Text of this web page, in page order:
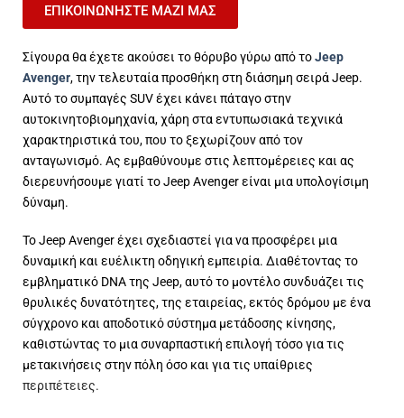
ΕΠΙΚΟΙΝΩΝΗΣΤΕ ΜΑΖΙ ΜΑΣ
Σίγουρα θα έχετε ακούσει το θόρυβο γύρω από τοJeep
Avenger, την τελευταία προσθήκη στη διάσημη σειρά Jeep.
Αυτό το συμπαγές SUV έχει κάνει πάταγο στην
αυτοκινητοβιομηχανία, χάρη στα εντυπωσιακά τεχνικά
χαρακτηριστικά του, που το ξεχωρίζουν από τον
ανταγωνισμό. Ας εμβαθύνουμε στις λεπτομέρειες και ας
διερευνήσουμε γιατί το Jeep Avenger είναι μια υπολογίσιμη
δύναμη.
Το Jeep Avenger έχει σχεδιαστεί για να προσφέρει μια
δυναμική και ευέλικτη οδηγική εμπειρία. Διαθέτοντας το
εμβληματικό DNA της Jeep, αυτό το μοντέλο συνδυάζει τις
θρυλικές δυνατότητες, της εταιρείας, εκτός δρόμου με ένα
σύγχρονο και αποδοτικό σύστημα μετάδοσης κίνησης,
καθιστώντας το μια συναρπαστική επιλογή τόσο για τις
μετακινήσεις στην πόλη όσο και για τις υπαίθριες
περιπέτειες.